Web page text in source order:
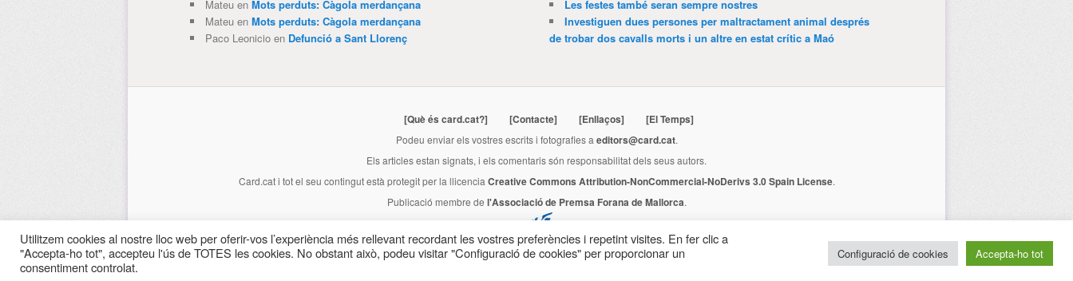
Mateuen Mots perduts: Càgola merdançana
Mateuen Mots perduts: Càgola merdançana
Paco Leonicioen Defunció a Sant Llorenç
Les festes també seran sempre nostres
Investiguen dues persones per maltractament animal després
de trobar dos cavalls morts i un altre en estat crític a Maó
[Què és card.cat?] [Contacte] [Enllaços] [El Temps]
Podeu enviar els vostres escrits i fotografies a editors@card.cat.
Els articles estan signats, i els comentaris són responsabilitat dels seus autors.
Card.cati tot el seu contingut està protegit per la llicencia Creative Commons Attribution-NonCommercial-NoDerivs 3.0 Spain License.
Publicació membre de l'Associació de Premsa Forana de Mallorca.
Utilitzem cookies al nostre lloc web per oferir-vos l’experiència més rellevant recordant les vostres preferències i repetint visites. En fer clic a
"Accepta-ho tot", accepteu l'ús de TOTES les cookies. No obstant això, podeu visitar "Configuració de cookies" per proporcionar un
consentiment controlat.
Configuració de cookies Accepta-ho tot